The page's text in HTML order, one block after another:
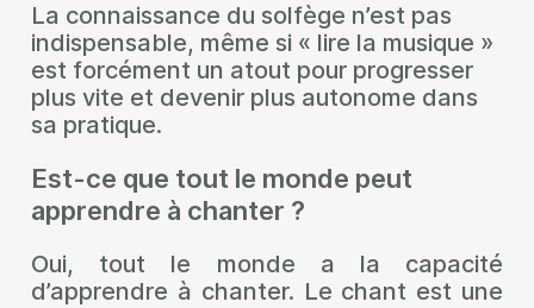
La connaissance du solfège n’est pas
indispensable, même si « lire la musique »
est forcément un atout pour progresser
plus vite et devenir plus autonome dans
sa pratique.
Est-ce que tout le monde peut
apprendre à chanter ?
Oui, tout le monde a la capacité
d’apprendre à chanter. Le chant est une